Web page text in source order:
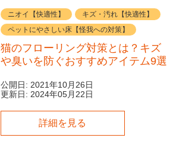
ニオイ【快適性】
キズ・汚れ【快適性】
ペットにやさしい床【怪我への対策】
猫のフローリング対策とは？キズ
や臭いを防ぐおすすめアイテム9選
公開日: 2021年10月26日
更新日: 2024年05月22日
詳細を見る